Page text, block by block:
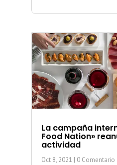
La campaña
Food Nation»
actividad
Oct 8, 2021 | 0 Comentario